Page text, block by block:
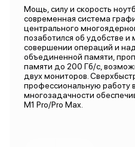
Мощь, силу и скорость
современная система
центрального
позаботился об удобстве
совершении операций и
объединенной памяти,
памяти до 200 Гб/с,
двух мониторов.
профессиональную работу
многозадачности
M1 Pro/Pro Max.